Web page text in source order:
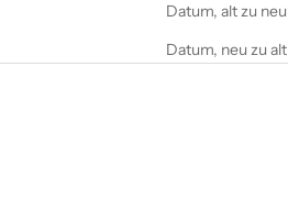
Datum, alt zu neu
Datum, neu zu alt